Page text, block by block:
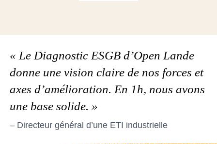
« Le Diagnostic ESGB d’Open Lande
donne une vision claire de nos forces et
axes d’amélioration. En 1h, nous avons
une base solide. »
– Directeur général d’une ETI industrielle